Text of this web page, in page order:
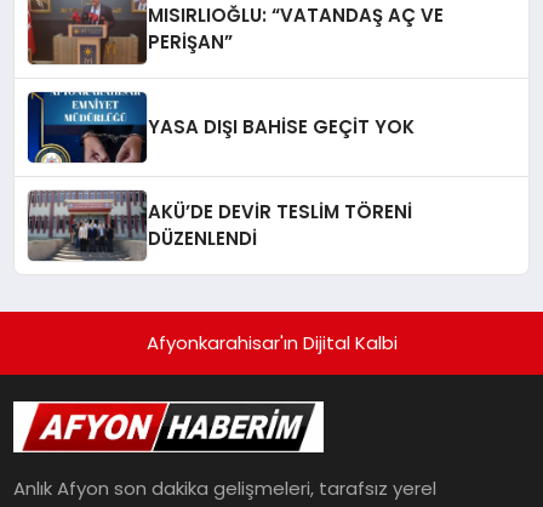
MISIRLIOĞLU: “VATANDAŞ AÇ VE
PERİŞAN”
YASA DIŞI BAHİSE GEÇİT YOK
AKÜ’DE DEVİR TESLİM TÖRENİ
DÜZENLENDİ
Afyonkarahisar'ın Dijital Kalbi
Anlık Afyon son dakika gelişmeleri, tarafsız yerel